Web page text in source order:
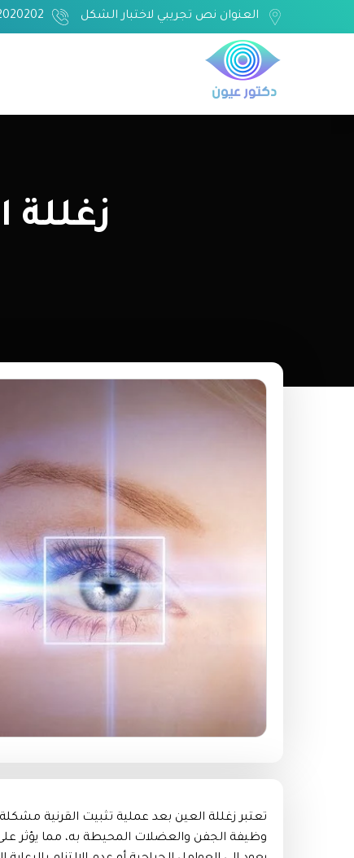
العنوان نص تجريبي لاختبار الشكل
زغللة
تعتبر زغللة العين بعد عملية تثبيت القرنية
وظيفة الجفن والعضلات المحيطة به، مما يؤثر